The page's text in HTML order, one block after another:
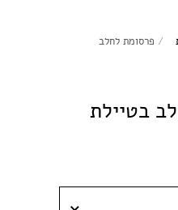
/ פרסומת לחלב
בטיילת